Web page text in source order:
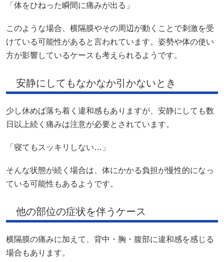
「体をひねった瞬間に痛みが出る」
このような場合、横隔膜やその周辺が動くことで刺激を受
けている可能性があると言われています。姿勢や体の使い
方が影響しているケースも考えられるようです。
安静にしてもなかなか引かないとき
少し休めば落ち着く違和感もありますが、安静にしても数
日以上続く痛みは注意が必要とされています。
「寝てもスッキリしない…」
そんな状態が続く場合は、体にかかる負担が慢性的になっ
ている可能性もあるようです。
他の部位の症状を伴うケース
横隔膜の痛みに加えて、背中・胸・腹部に違和感を感じる
場合もあります。